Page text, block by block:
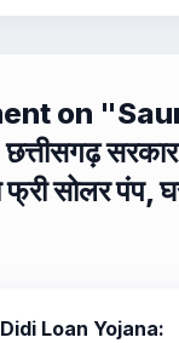
on "
सरकार
फ्री सोलर पंप,
Loan Yojana: